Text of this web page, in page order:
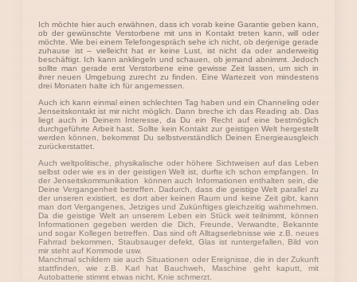
Ich möchte hier auch erwähnen, dass ich vorab keine Garantie geben kann,
ob der gewünschte Verstorbene mit uns in Kontakt treten kann, will oder
möchte. Wie bei einem Telefongespräch sehe ich nicht, ob derjenige gerade
zuhause ist – vielleicht hat er keine Lust, ist nicht da oder anderweitig
beschäftigt. Ich kann anklingeln und schauen, ob jemand abnimmt. Jedoch
sollte man gerade erst Verstorbene eine gewisse Zeit lassen, um sich in
ihrer neuen Umgebung zurecht zu finden. Eine Wartezeit von mindestens
drei Monaten halte ich für angemessen.
Auch ich kann einmal einen schlechten Tag haben und ein Channeling oder
Jenseitskontakt ist mir nicht möglich. Dann breche ich das Reading ab. Das
liegt auch in Deinem Interesse, da Du ein Recht auf eine bestmöglich
durchgeführte Arbeit hast. Sollte kein Kontakt zur geistigen Welt hergestellt
werden können, bekommst Du selbstverständlich Deinen Energieausgleich
zurückerstattet.
Auch weltpolitische, physikalische oder höhere Sichtweisen auf das Leben
selbst oder wie es in der geistigen Welt ist, durfte ich schon empfangen. In
der Jenseitskommunikation können auch Informationen enthalten sein, die
Deine Vergangenheit betreffen. Dadurch, dass die geistige Welt parallel zu
der unseren existiert, es dort aber keinen Raum und keine Zeit gibt, kann
man dort Vergangenes, Jetziges und Zukünftiges gleichzeitig wahrnehmen.
Da die geistige Welt an unserem Leben ein Stück weit teilnimmt, können
Informationen gegeben werden die Dich, Freunde, Verwandte, Bekannte
und sogar Kollegen betreffen. Das sind oft Alltagserlebnisse wie z.B. neues
Fahrrad bekommen, Staubsauger defekt, Glas ist runtergefallen, Bild von
mir steht auf Kommode usw.
Manchmal schildern sie auch Situationen oder Ereignisse, die in der Zukunft
stattfinden, wie z.B. Karl hat Bauchweh, Maschine geht kaputt, mit
Autobatterie stimmt etwas nicht, Knie schmerzt.